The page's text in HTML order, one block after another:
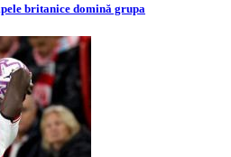
britanice domină grupa